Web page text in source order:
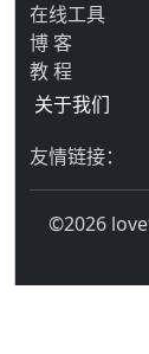
在线工具
博 客
教 程
关于我们
友情链接：
©2026